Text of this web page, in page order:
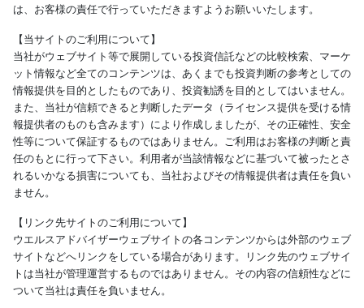
は、お客様の責任で行っていただきますようお願いいたします。
【当サイトのご利用について】
当社がウェブサイト等で展開している投資信託などの比較検索、マーケ
ット情報など全てのコンテンツは、あくまでも投資判断の参考としての
情報提供を目的としたものであり、投資勧誘を目的としてはいません。
また、当社が信頼できると判断したデータ（ライセンス提供を受ける情
報提供者のものも含みます）により作成しましたが、その正確性、安全
性等について保証するものではありません。ご利用はお客様の判断と責
任のもとに行って下さい。利用者が当該情報などに基づいて被ったとさ
れるいかなる損害についても、当社およびその情報提供者は責任を負い
ません。
【リンク先サイトのご利用について】
ウエルスアドバイザーウェブサイトの各コンテンツからは外部のウェブ
サイトなどへリンクをしている場合があります。リンク先のウェブサイ
トは当社が管理運営するものではありません。その内容の信頼性などに
ついて当社は責任を負いません。